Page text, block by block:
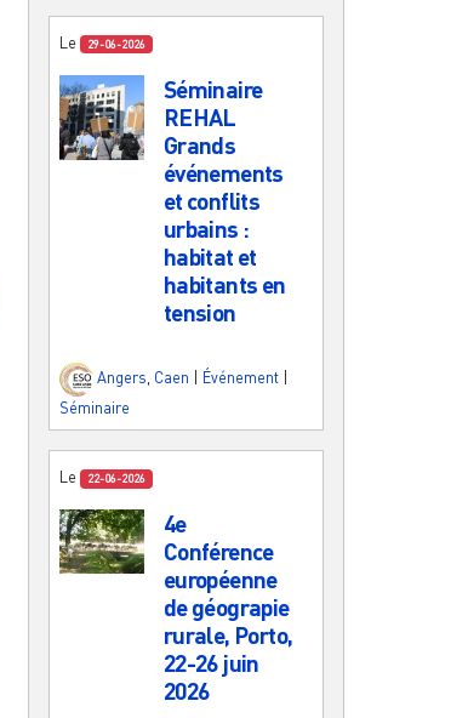
Le 29-06-2026
Séminaire
REHAL
Grands
événements
et conflits
urbains :
habitat et
habitants en
tension
Angers, Caen Événement
Séminaire
Le 22-06-2026
4e
Conférence
européenne
de géograpie
rurale, Porto,
22-26 juin
2026